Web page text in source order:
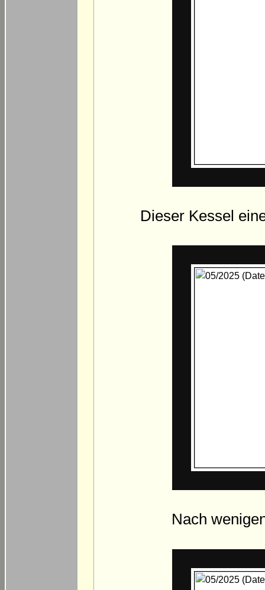
Dieser Kessel
Nach